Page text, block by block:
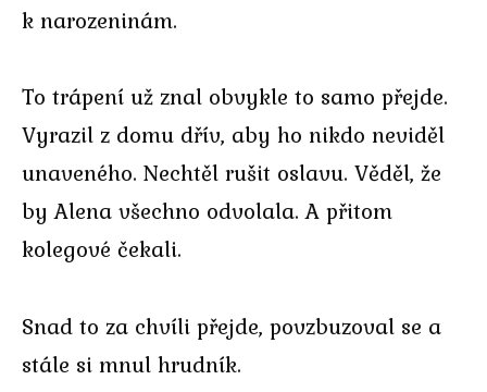
k narozeninám.
To trápení už znal obvykle to samo přejde.
Vyrazil z domu dřív, aby ho nikdo neviděl
unaveného. Nechtěl rušit oslavu. Věděl, že
by Alena všechno odvolala. A přitom
kolegové čekali.
Snad to za chvíli přejde, povzbuzoval se a
stále si mnul hrudník.